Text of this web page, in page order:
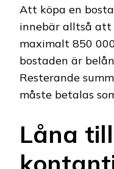
Att köpa en
innebär alltså
maximalt 850
bostaden är
Resterande
måste betalas
Låna till